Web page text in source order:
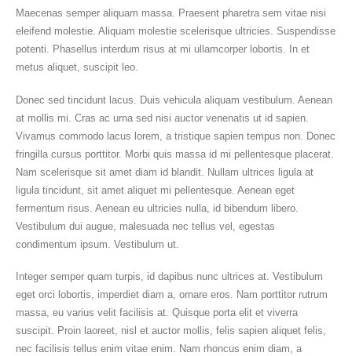
Maecenas semper aliquam massa. Praesent pharetra sem vitae nisi
eleifend molestie. Aliquam molestie scelerisque ultricies. Suspendisse
potenti. Phasellus interdum risus at mi ullamcorper lobortis. In et
metus aliquet, suscipit leo.
Donec sed tincidunt lacus. Duis vehicula aliquam vestibulum. Aenean
at mollis mi. Cras ac urna sed nisi auctor venenatis ut id sapien.
Vivamus commodo lacus lorem, a tristique sapien tempus non. Donec
fringilla cursus porttitor. Morbi quis massa id mi pellentesque placerat.
Nam scelerisque sit amet diam id blandit. Nullam ultrices ligula at
ligula tincidunt, sit amet aliquet mi pellentesque. Aenean eget
fermentum risus. Aenean eu ultricies nulla, id bibendum libero.
Vestibulum dui augue, malesuada nec tellus vel, egestas
condimentum ipsum. Vestibulum ut.
Integer semper quam turpis, id dapibus nunc ultrices at. Vestibulum
eget orci lobortis, imperdiet diam a, ornare eros. Nam porttitor rutrum
massa, eu varius velit facilisis at. Quisque porta elit et viverra
suscipit. Proin laoreet, nisl et auctor mollis, felis sapien aliquet felis,
nec facilisis tellus enim vitae enim. Nam rhoncus enim diam, a